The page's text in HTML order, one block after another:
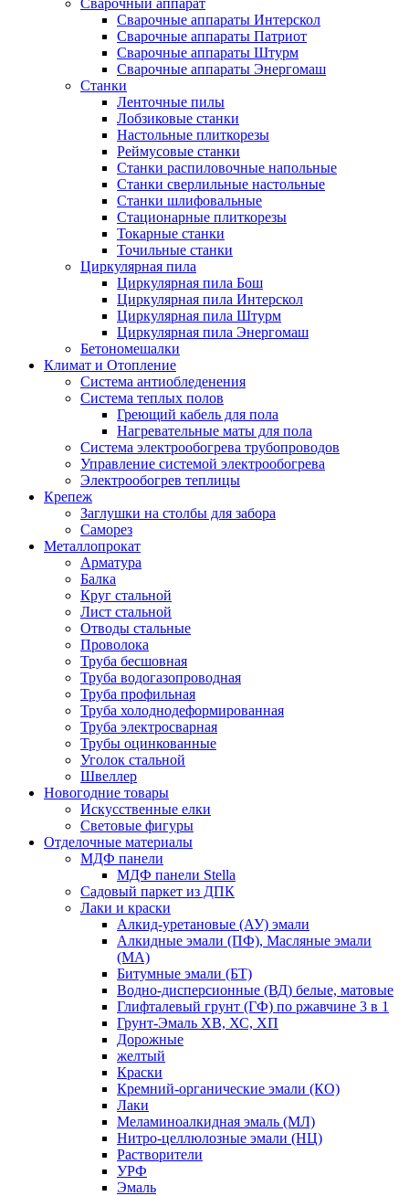
Сварочный аппарат
Сварочные аппараты Интерскол
Сварочные аппараты Патриот
Сварочные аппараты Штурм
Сварочные аппараты Энергомаш
Станки
Ленточные пилы
Лобзиковые станки
Настольные плиткорезы
Реймусовые станки
Станки распиловочные напольные
Станки сверлильные настольные
Станки шлифовальные
Стационарные плиткорезы
Токарные станки
Точильные станки
Циркулярная пила
Циркулярная пила Бош
Циркулярная пила Интерскол
Циркулярная пила Штурм
Циркулярная пила Энергомаш
Бетономешалки
Климат и Отопление
Система антиобледенения
Система теплых полов
Греющий кабель для пола
Нагревательные маты для пола
Система электрообогрева трубопроводов
Управление системой электрообогрева
Электрообогрев теплицы
Крепеж
Заглушки на столбы для забора
Саморез
Металлопрокат
Арматура
Балка
Круг стальной
Лист стальной
Отводы стальные
Проволока
Труба бесшовная
Труба водогазопроводная
Труба профильная
Труба холоднодеформированная
Труба электросварная
Трубы оцинкованные
Уголок стальной
Швеллер
Новогодние товары
Искусственные елки
Световые фигуры
Отделочные материалы
МДФ панели
МДФ панели Stella
Садовый паркет из ДПК
Лаки и краски
Алкид-уретановые (АУ) эмали
Алкидные эмали (ПФ), Масляные эмали
(МА)
Битумные эмали (БТ)
Водно-дисперсионные (ВД) белые, матовые
Глифталевый грунт (ГФ) по ржавчине 3 в 1
Грунт-Эмаль ХВ, ХС, ХП
Дорожные
желтый
Краски
Кремний-органические эмали (КО)
Лаки
Меламиноалкидная эмаль (МЛ)
Нитро-целлюлозные эмали (НЦ)
Растворители
УРФ
Эмаль